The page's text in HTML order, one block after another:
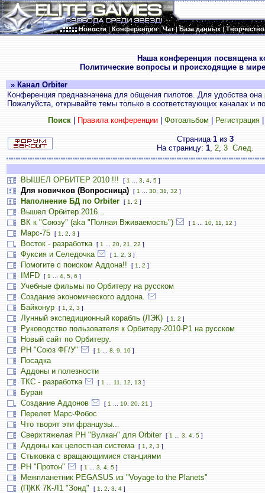
Новости|Конференция|Чат|База данных|Творчество
Наша конференция посвящена
Политические вопросы и происходящие в
» Канал Orbiter
Конференция предназначена для общения пилотов. Для удобства
Пожалуйста, открывайте темы только в соответствующих каналах и
Поиск| Правила конференции| Фотоальбом Регистрация
Страница 1 из 3
На страницу: 1, 2, 3 След.
ВЫШЕЛ ОРБИТЕР 2010 !!! [ 1 3 4 5 ]
Для новичков (Вопросница) [ 1 30 31 32 ]
Наполнение БД по Orbiter [ 1 2 ]
Вышел Орбитер 2016...
ВК к "Союзу" (aka "Полная Вживаемость")
[ 1 10 11 12 ]
Марс-75 [ 1 2 3 ]
Восток - разработка [ 1 20 21 22 ]
Фуксия и Селедочка [ 1 2 3 ]
Помогите с поиском Аддона!! [ 1 2 ]
IMFD [ 1 4 5 6 ]
Учебные фильмы по Орбитеру на русском
Создание экономического аддона.
Байконур
[ 1 2 3 ]
Лунный экспедиционный корабль (ЛЭК) [ 1 2 ]
Руководство пользователя к Орбитеру-2010-P1 на русском
Новый сайт по Орбитеру.
РН "Союз ФГ/У"
[ 1 8 9 10 ]
Посадка
Аддоны и полезности
ТКС - разработка
[ 1 11 12 13 ]
Буран
Создание Аддонов
[ 1 19 20 21 ]
Перелет Марс-Фобос
Что творят эти французы...
Сверхтяжелая РН "Вулкан" для Orbiter
[ 1 3 4 5 ]
Аддоны как целостная система [ 1 2 3 ]
Стыковка с вращающимися станциями
РН "Протон"
[ 1 3 4 5 ]
Межпланетник PEGASUS из "Voyage to the Planets"
(П)КК 7К-Л1 "Зонд"
[ 1 2 3 4 ]